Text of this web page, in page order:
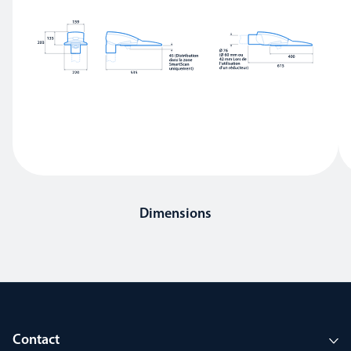
Dimensions
Contact